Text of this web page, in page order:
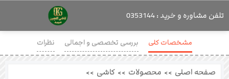
مشخصات کلی بررسی تخصصی و اجمالی نظرات
صفحه اصلی >> محصولات >> کاشی >>
تلفن مشاوره و خرید : 0353144